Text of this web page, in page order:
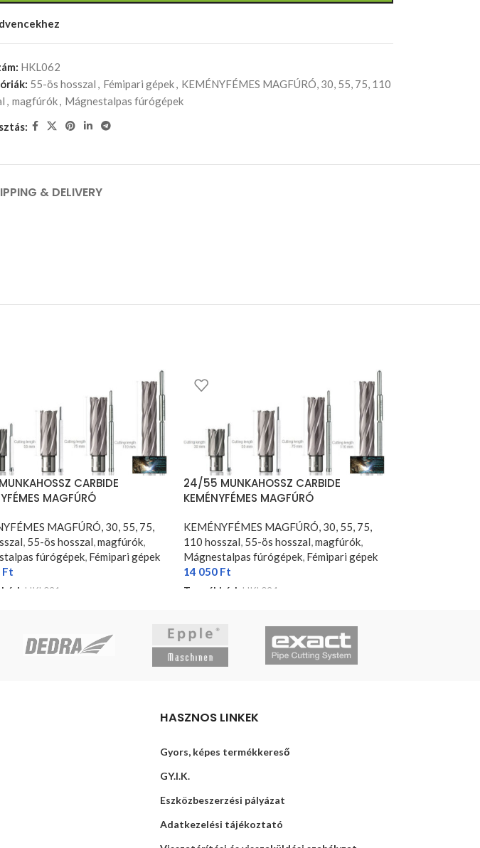
HKL062
55-ös hosszal , Fémipari gépek, KEMÉNYFÉMES MAGFÚRÓ, 30, 55, 75, 110
, magfúrók, Mágnestalpas fúrógépek
& DELIVERY
CARBIDE
MAGFÚRÓ
MAGFÚRÓ, 30, 55, 75,
, 55-ös hosszal,magfúrók,
fúrógépek, Fémipari gépek
Ft
HKL021
24/55 MUNKAHOSSZ CARBIDE
KEMÉNYFÉMES MAGFÚRÓ
KEMÉNYFÉMES MAGFÚRÓ, 30, 55, 75,
110 hosszal, 55-ös hosszal,magfúrók,
Mágnestalpas fúrógépek, Fémipari gépek
14 050 Ft
Termékkód: HKL024
HASZNOS LINKEK
Gyors, képes termékkereső
GY.I.K.
Eszközbeszerzési pályázat
Adatkezelési tájékoztató